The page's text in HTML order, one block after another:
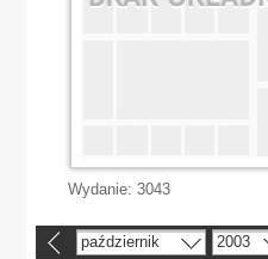
Wydanie: 3043
październik 2003